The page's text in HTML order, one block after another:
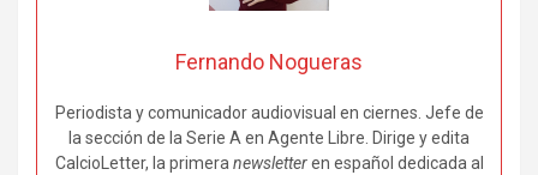
Fernando Nogueras
Periodista y comunicador audiovisual en ciernes. Jefe de
la sección de la Serie A en Agente Libre. Dirige y edita
CalcioLetter, la primera newsletteren español dedicada al